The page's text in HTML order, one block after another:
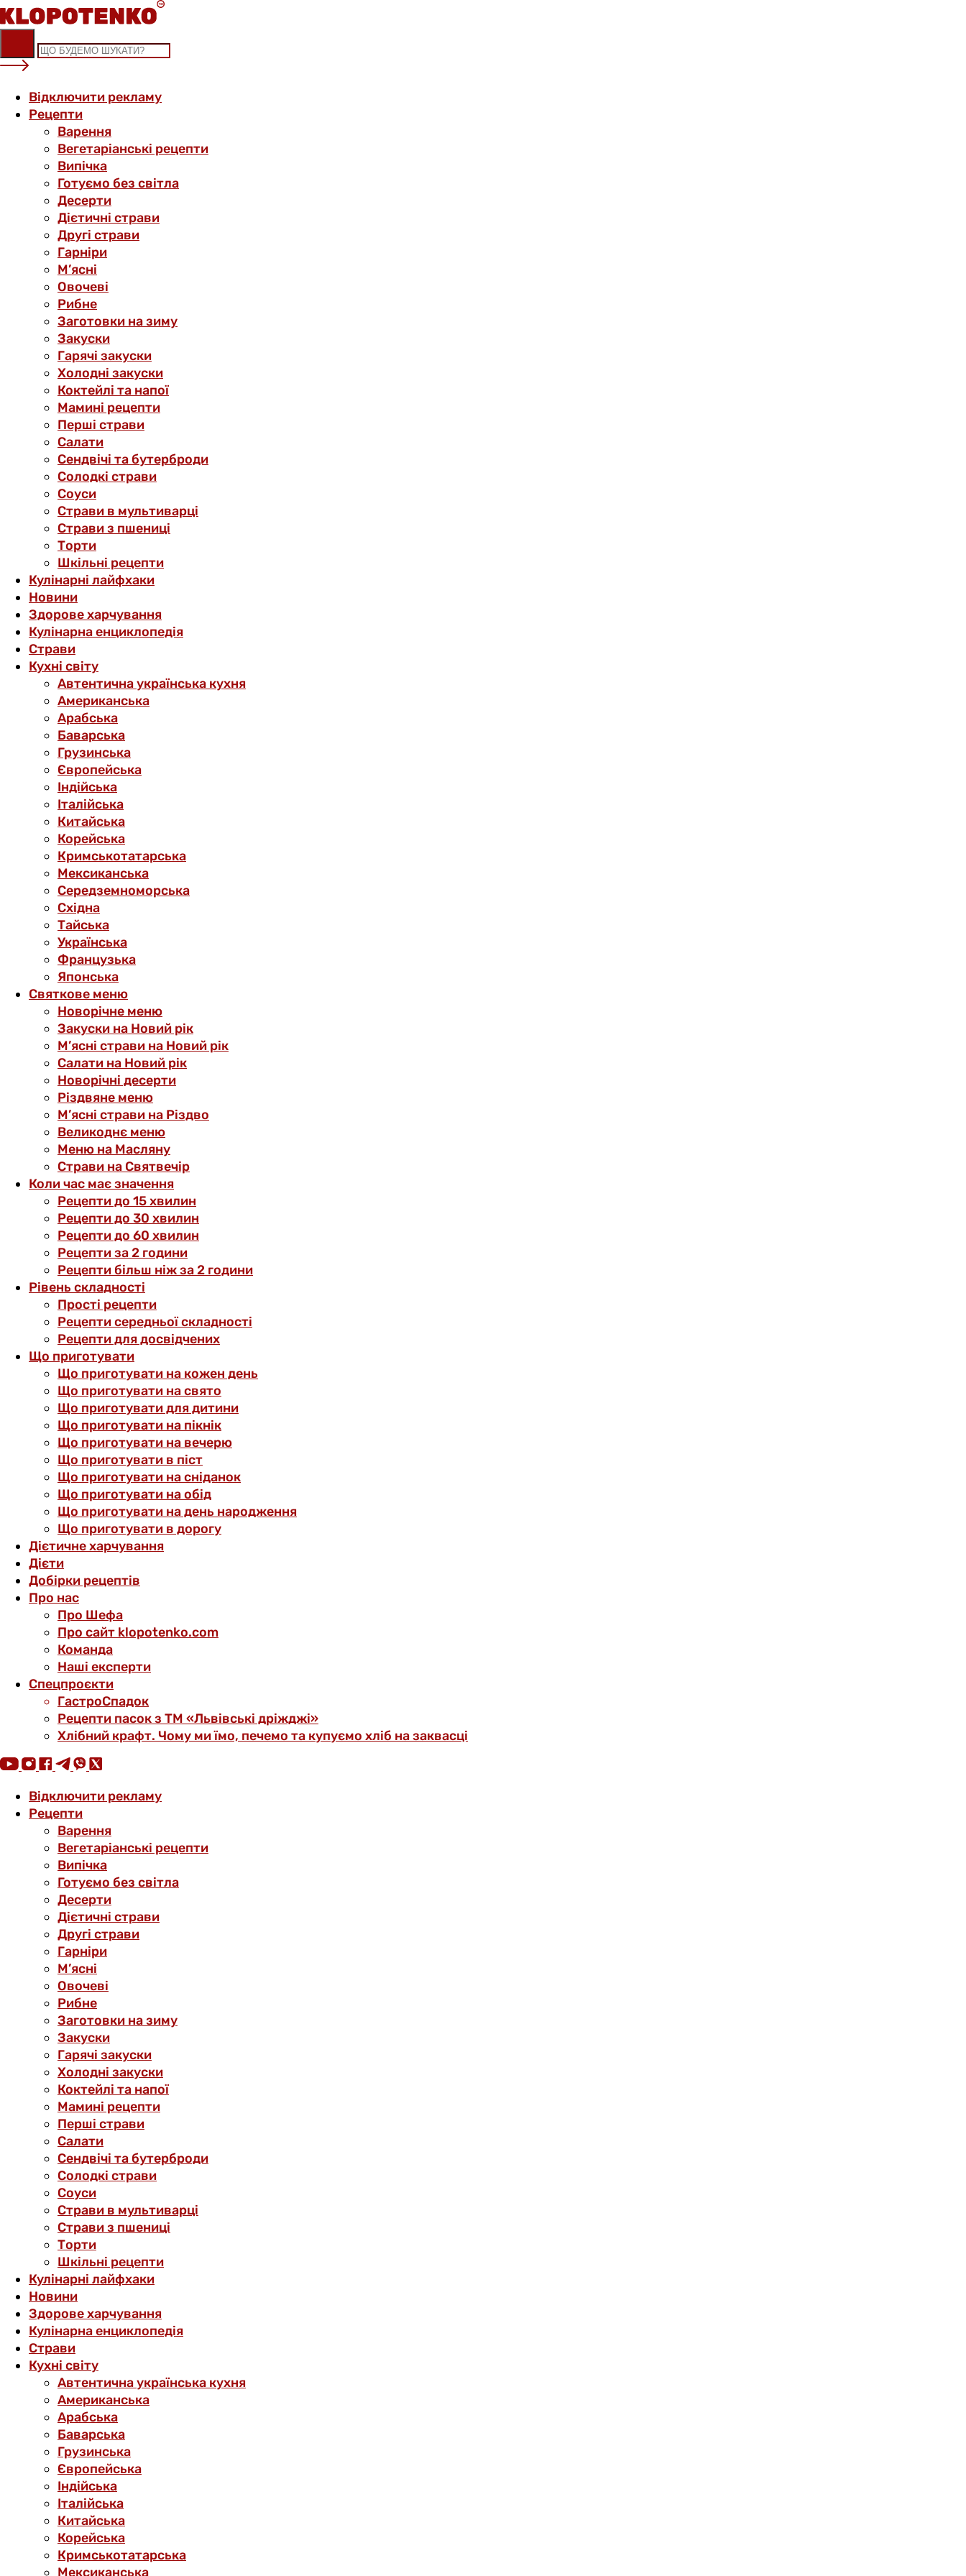
Skip
to
content
Відключити рекламу
Рецепти
Варення
Вегетаріанські рецепти
Випічка
Готуємо без світла
Десерти
Дієтичні страви
Другі страви
Гарніри
М’ясні
Овочеві
Рибне
Заготовки на зиму
Закуски
Гарячі закуски
Холодні закуски
Коктейлі та напої
Мамині рецепти
Перші страви
Салати
Сендвічі та бутерброди
Солодкі страви
Соуси
Страви в мультиварці
Страви з пшениці
Торти
Шкільні рецепти
Кулінарні лайфхаки
Новини
Здорове харчування
Кулінарна енциклопедія
Страви
Кухні світу
Автентична українська кухня
Американська
Арабська
Баварська
Грузинська
Європейська
Індійська
Італійська
Китайська
Корейська
Кримськотатарська
Мексиканська
Середземноморська
Східна
Тайська
Українська
Французька
Японська
Святкове меню
Новорічне меню
Закуски на Новий рік
М’ясні страви на Новий рік
Салати на Новий рік
Новорічні десерти
Різдвяне меню
М’ясні страви на Різдво
Великоднє меню
Меню на Масляну
Страви на Святвечір
Коли час має значення
Рецепти до 15 хвилин
Рецепти до 30 хвилин
Рецепти до 60 хвилин
Рецепти за 2 години
Рецепти більш ніж за 2 години
Рівень складності
Прості рецепти
Рецепти середньої складності
Рецепти для досвідчених
Що приготувати
Що приготувати на кожен день
Що приготувати на свято
Що приготувати для дитини
Що приготувати на пікнік
Що приготувати на вечерю
Що приготувати в піст
Що приготувати на сніданок
Що приготувати на обід
Що приготувати на день народження
Що приготувати в дорогу
Дієтичне харчування
Дієти
Добірки рецептів
Про нас
Про Шефа
Про сайт klopotenko.com
Команда
Наші експерти
Спецпроєкти
ГастроСпадок
Рецепти пасок з ТМ «Львівські дріжджі»
Хлібний крафт. Чому ми їмо, печемо та купуємо хліб на заквасці
Відключити рекламу
Рецепти
Варення
Вегетаріанські рецепти
Випічка
Готуємо без світла
Десерти
Дієтичні страви
Другі страви
Гарніри
М’ясні
Овочеві
Рибне
Заготовки на зиму
Закуски
Гарячі закуски
Холодні закуски
Коктейлі та напої
Мамині рецепти
Перші страви
Салати
Сендвічі та бутерброди
Солодкі страви
Соуси
Страви в мультиварці
Страви з пшениці
Торти
Шкільні рецепти
Кулінарні лайфхаки
Новини
Здорове харчування
Кулінарна енциклопедія
Страви
Кухні світу
Автентична українська кухня
Американська
Арабська
Баварська
Грузинська
Європейська
Індійська
Італійська
Китайська
Корейська
Кримськотатарська
Мексиканська